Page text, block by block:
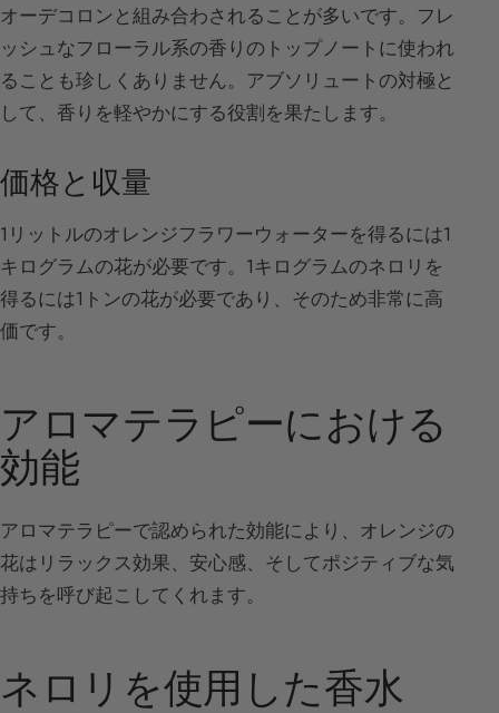
オーデコロンと組み合わされることが多いです。フレ
ッシュなフローラル系の香りのトップノートに使われ
ることも珍しくありません。アブソリュートの対極と
して、香りを軽やかにする役割を果たします。
価格と収量
1リットルのオレンジフラワーウォーターを得るには1
キログラムの花が必要です。1キログラムのネロリを
得るには1トンの花が必要であり、そのため非常に高
価です。
アロマテラピーにおける
効能
アロマテラピーで認められた効能により、オレンジの
花はリラックス効果、安心感、そしてポジティブな気
持ちを呼び起こしてくれます。
ネロリを使用した香水